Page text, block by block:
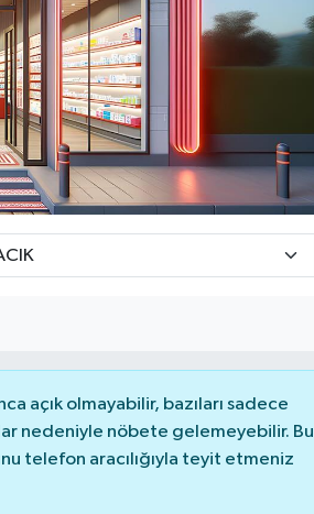
açık olmayabilir, bazıları sadece
nedeniyle nöbete gelemeyebilir. Bu
telefon aracılığıyla teyit etmeniz